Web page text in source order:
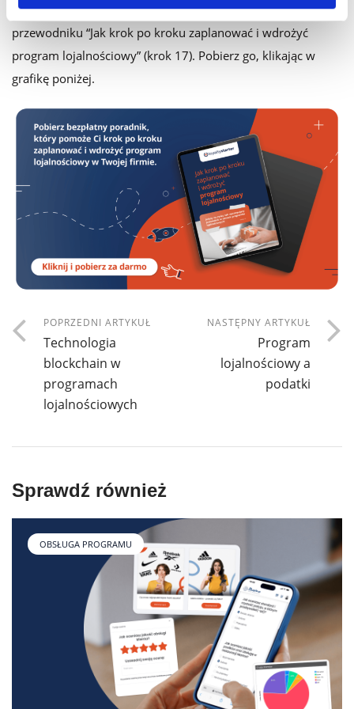
lojalnościowegonapisaliśmy w bezpłatnym naszym
przewodniku “Jak krok po kroku zaplanować i wdrożyć
program lojalnościowy” (krok 17). Pobierz go, klikając w
grafikę poniżej.
POPRZEDNI ARTYKUŁ
Technologia
blockchain w
programach
lojalnościowych
NASTĘPNY ARTYKUŁ
Program
lojalnościowy a
podatki
Sprawdź również
OBSŁUGA PROGRAMU